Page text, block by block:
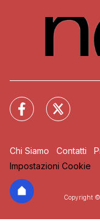
Chi Siamo Contatti
Impostazioni Cookie
Copyright ©